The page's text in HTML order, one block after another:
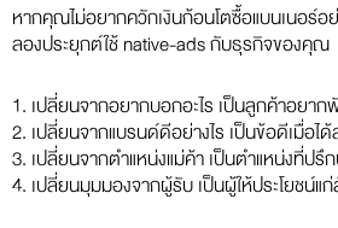
หากคุณไม่อยากควักเงินก้อนโตซื้อแบนเนอร์อ
ลองประยุกต์ใช้ native-ads กับธุรกิจของคุณ
1. เปลี่ยนจากอยากบอกอะไร เป็นลูกค้าอยาก
2. เปลี่ยนจากแบรนด์ดีอย่างไร เป็นข้อดีเมื่อได้
3. เปลี่ยนจากตำแหน่งแม่ค้า เป็นตำแหน่งที่ปรึ
4. เปลี่ยนมุมมองจากผู้รับ เป็นผู้ให้ประโยชน์แ